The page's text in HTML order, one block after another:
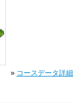
» コースデータ詳細